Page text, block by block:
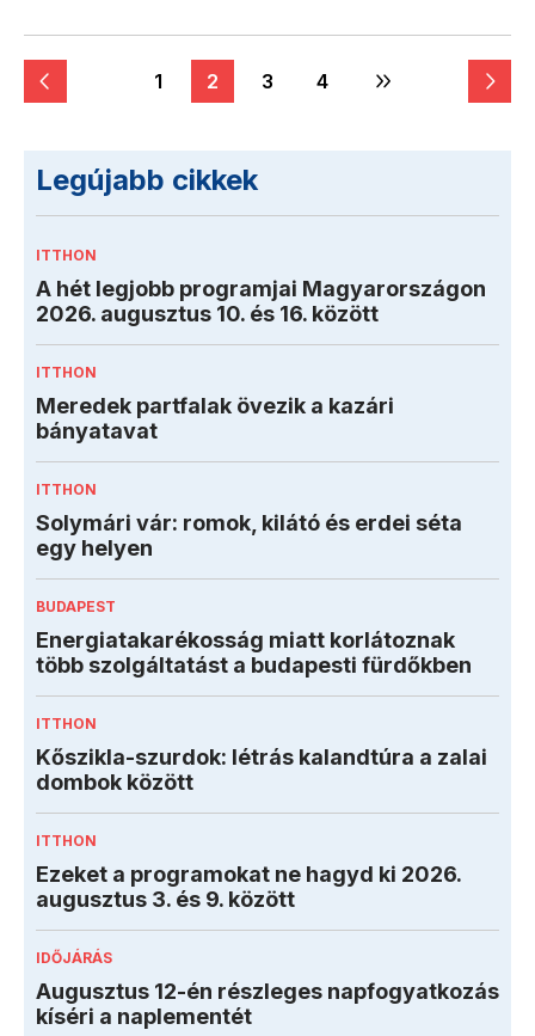
1 2 3 4
Legújabb cikkek
ITTHON
A hét legjobb programjai Magyarországon
2026. augusztus 10. és 16. között
ITTHON
Meredek partfalak övezik a kazári
bányatavat
ITTHON
Solymári vár: romok, kilátó és erdei séta
egy helyen
BUDAPEST
Energiatakarékosság miatt korlátoznak
több szolgáltatást a budapesti fürdőkben
ITTHON
Kőszikla-szurdok: létrás kalandtúra a zalai
dombok között
ITTHON
Ezeket a programokat ne hagyd ki 2026.
augusztus 3. és 9. között
IDŐJÁRÁS
Augusztus 12-én részleges napfogyatkozás
kíséri a naplementét